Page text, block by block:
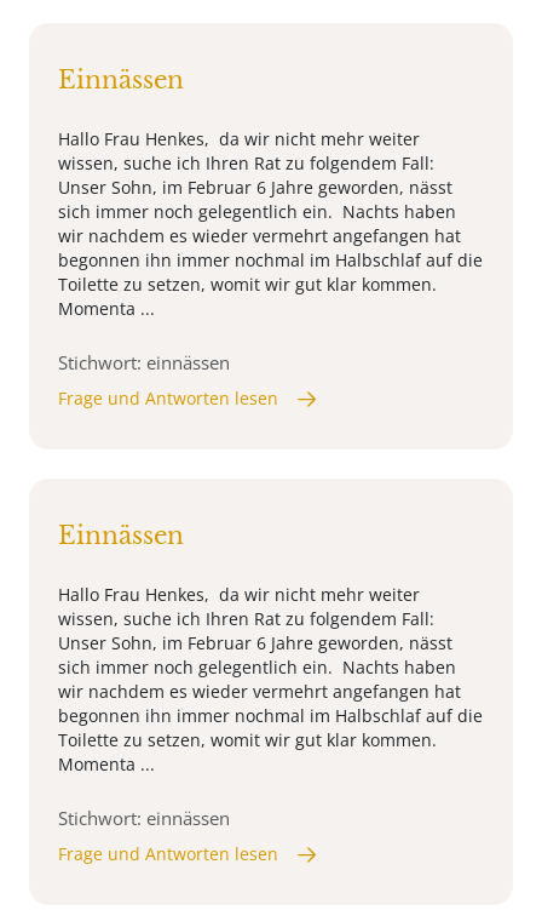
Einnässen
Hallo Frau Henkes, da wir nicht mehr weiter
wissen, suche ich Ihren Rat zu folgendem Fall:
Unser Sohn, im Februar 6 Jahre geworden, nässt
sich immer noch gelegentlich ein. Nachts haben
wir nachdem es wieder vermehrt angefangen hat
begonnen ihn immer nochmal im Halbschlaf auf die
Toilette zu setzen, womit wir gut klar kommen.
Momenta ...
Stichwort: einnässen
Frage und Antworten lesen
Einnässen
Hallo Frau Henkes, da wir nicht mehr weiter
wissen, suche ich Ihren Rat zu folgendem Fall:
Unser Sohn, im Februar 6 Jahre geworden, nässt
sich immer noch gelegentlich ein. Nachts haben
wir nachdem es wieder vermehrt angefangen hat
begonnen ihn immer nochmal im Halbschlaf auf die
Toilette zu setzen, womit wir gut klar kommen.
Momenta ...
Stichwort: einnässen
Frage und Antworten lesen